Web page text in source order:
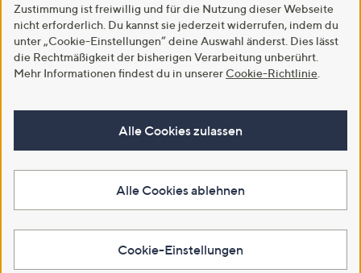
Zustimmung ist freiwillig und für die Nutzung dieser Webseite
nicht erforderlich. Du kannst sie jederzeit widerrufen, indem du
unter „Cookie-Einstellungen“ deine Auswahl änderst. Dies lässt
die Rechtmäßigkeit der bisherigen Verarbeitung unberührt.
Mehr Informationen findest du in unserer Cookie-Richtlinie
Alle Cookies zulassen
Alle Cookies ablehnen
Cookie-Einstellungen